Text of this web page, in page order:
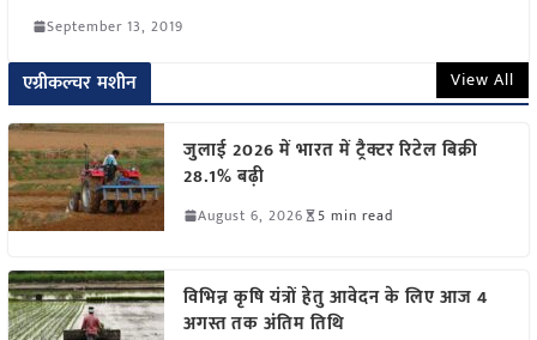
September 13, 2019
एग्रीकल्चर मशीन View All
जुलाई 2026 में भारत में ट्रैक्टर रिटेल बिक्री
28.1% बढ़ी
August 6, 2026 5 min read
विभिन्न कृषि यंत्रों हेतु आवेदन के लिए आज 4
अगस्त तक अंतिम तिथि